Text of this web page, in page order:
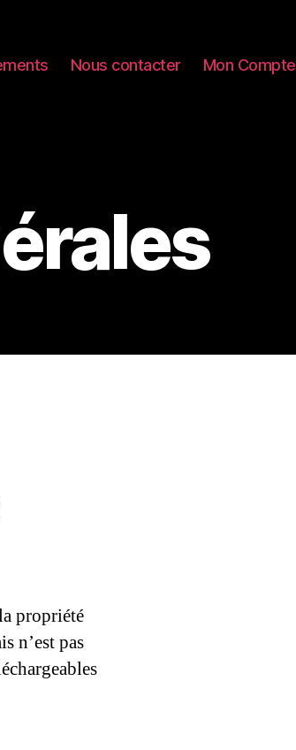
Nous contacter Mon Compte
propriété
n’est pas